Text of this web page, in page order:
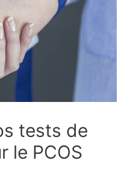
tests de
le PCOS